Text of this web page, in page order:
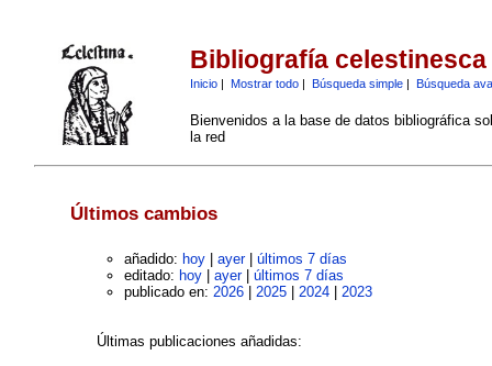
Bibliografía celestinesca
Inicio| Mostrar todo| Búsqueda simple| Búsqueda
Bienvenidos a la base de datos bibliográfica
la red
Últimos cambios
añadido: hoy| ayer| últimos 7 días
editado: hoy| ayer| últimos 7 días
publicado en: 2026| 2025| 2024| 2023
Últimas publicaciones añadidas: